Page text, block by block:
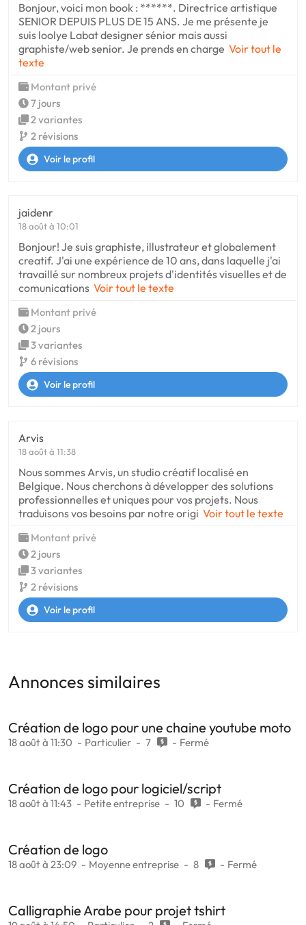
Bonjour, voici mon book : ******. Directrice artistique
SENIOR DEPUIS PLUS DE 15 ANS. Je me présente je
suis loolye Labat designer sénior mais aussi
graphiste/web senior. Je prends en charge Voir tout le
texte
Montant privé
7 jours
2 variantes
2 révisions
Voir le profil
jaidenr
18 août à 10:01
Bonjour! Je suis graphiste, illustrateur et globalement
creatif. J'ai une expérience de 10 ans, dans laquelle j'ai
travaillé sur nombreux projets d'identités visuelles et de
comunications Voir tout le texte
Montant privé
2 jours
3 variantes
6 révisions
Voir le profil
Arvis
18 août à 11:38
Nous sommes Arvis, un studio créatif localisé en
Belgique. Nous cherchons à développer des solutions
professionnelles et uniques pour vos projets. Nous
traduisons vos besoins par notre origi Voir tout le texte
Montant privé
2 jours
3 variantes
2 révisions
Voir le profil
Annonces similaires
Création de logo pour une chaine youtube moto
18 août à 11:30 Particulier 7 Fermé
Création de logo pour logiciel/script
18 août à 11:43 Petite entreprise 10 Fermé
Création de logo
18 août à 23:09 Moyenne entreprise 8 Fermé
Calligraphie Arabe pour projet tshirt